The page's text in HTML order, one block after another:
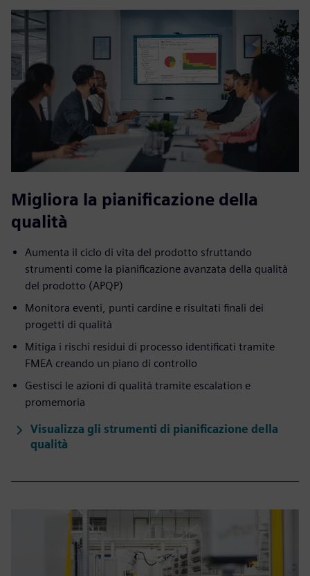
Migliora la pianificazione della
qualità
Aumenta il ciclo di vita del prodotto sfruttando
strumenti come la pianificazione avanzata della qualità
del prodotto (APQP)
Monitora eventi, punti cardine e risultati finali dei
progetti di qualità
Mitiga i rischi residui di processo identificati tramite
FMEA creando un piano di controllo
Gestisci le azioni di qualità tramite escalation e
promemoria
Visualizza gli strumenti di pianificazione della
qualità